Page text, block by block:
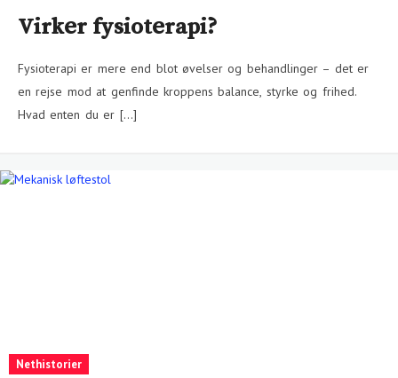
Virker fysioterapi?
Fysioterapi er mere end blot øvelser og behandlinger – det er
en rejse mod at genfinde kroppens balance, styrke og frihed.
Hvad enten du er […]
Nethistorier